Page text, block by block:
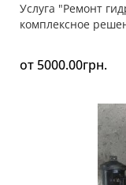
Услуга "Ремонт
комплексное
от 5000.00грн.